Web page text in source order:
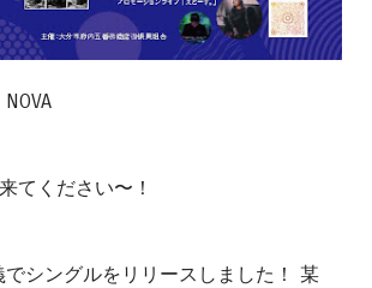
てください〜！
でシングルをリリースしました！ 某